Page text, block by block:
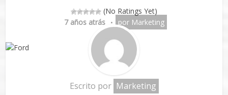
(No Ratings Yet)
7 años atrás
por Marketing
Escrito por Marketing